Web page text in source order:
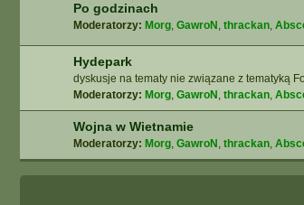
Po godzinach
Moderatorzy: Morg, GawroN , thrackan,
Hydepark
dyskusje na tematy nie związane z tematyką
Moderatorzy: Morg, GawroN , thrackan,
Wojna w Wietnamie
Moderatorzy: Morg, GawroN , thrackan,